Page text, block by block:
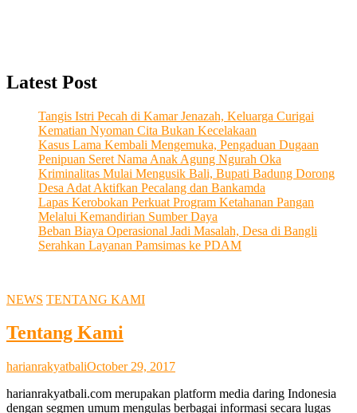
Latest Post
Tangis Istri Pecah di Kamar Jenazah, Keluarga Curigai
Kematian Nyoman Cita Bukan Kecelakaan
Kasus Lama Kembali Mengemuka, Pengaduan Dugaan
Penipuan Seret Nama Anak Agung Ngurah Oka
Kriminalitas Mulai Mengusik Bali, Bupati Badung Dorong
Desa Adat Aktifkan Pecalang dan Bankamda
Lapas Kerobokan Perkuat Program Ketahanan Pangan
Melalui Kemandirian Sumber Daya
Beban Biaya Operasional Jadi Masalah, Desa di Bangli
Serahkan Layanan Pamsimas ke PDAM
NEWS TENTANG KAMI
Tentang Kami
harianrakyatbaliOctober 29, 2017
harianrakyatbali.com merupakan platform media daring Indonesia
dengan segmen umum mengulas berbagai informasi secara lugas